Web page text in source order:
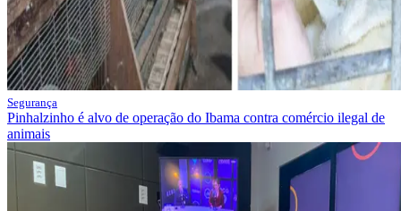
Segurança
Pinhalzinho é alvo de operação do Ibama contra comércio ilegal de
animais